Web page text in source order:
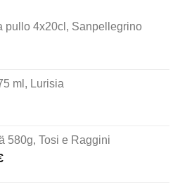
pullo 4x20cl, Sanpellegrino
ml, Lurisia
580g, Tosi e Raggini
Nykyinen